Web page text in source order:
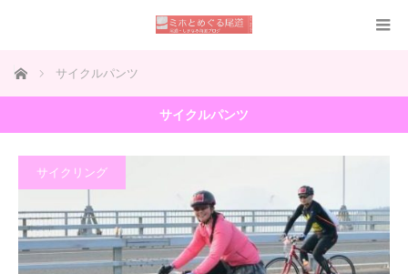
ホーム サイクルパンツ
サイクルパンツ
サイクリング